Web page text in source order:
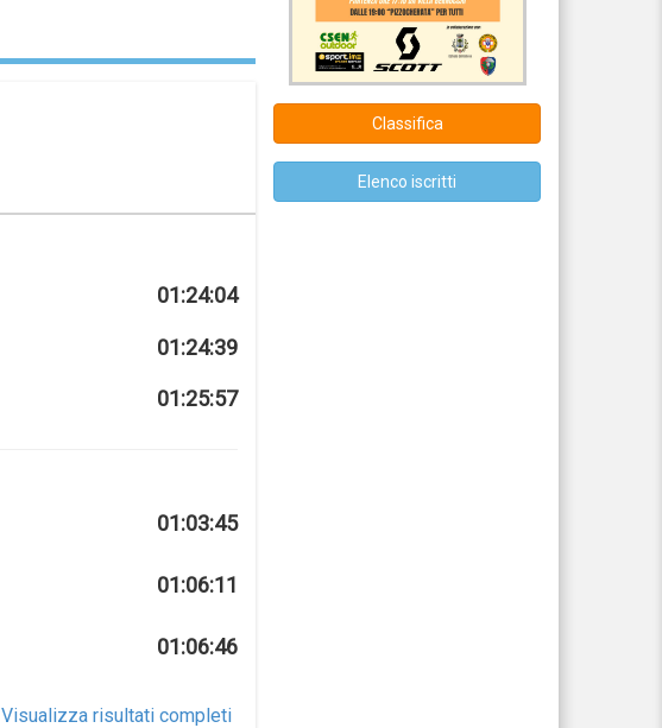
01:24:04
01:24:39
01:25:57
01:03:45
01:06:11
01:06:46
Visualizza risultati completi
Classifica
Elenco iscritti